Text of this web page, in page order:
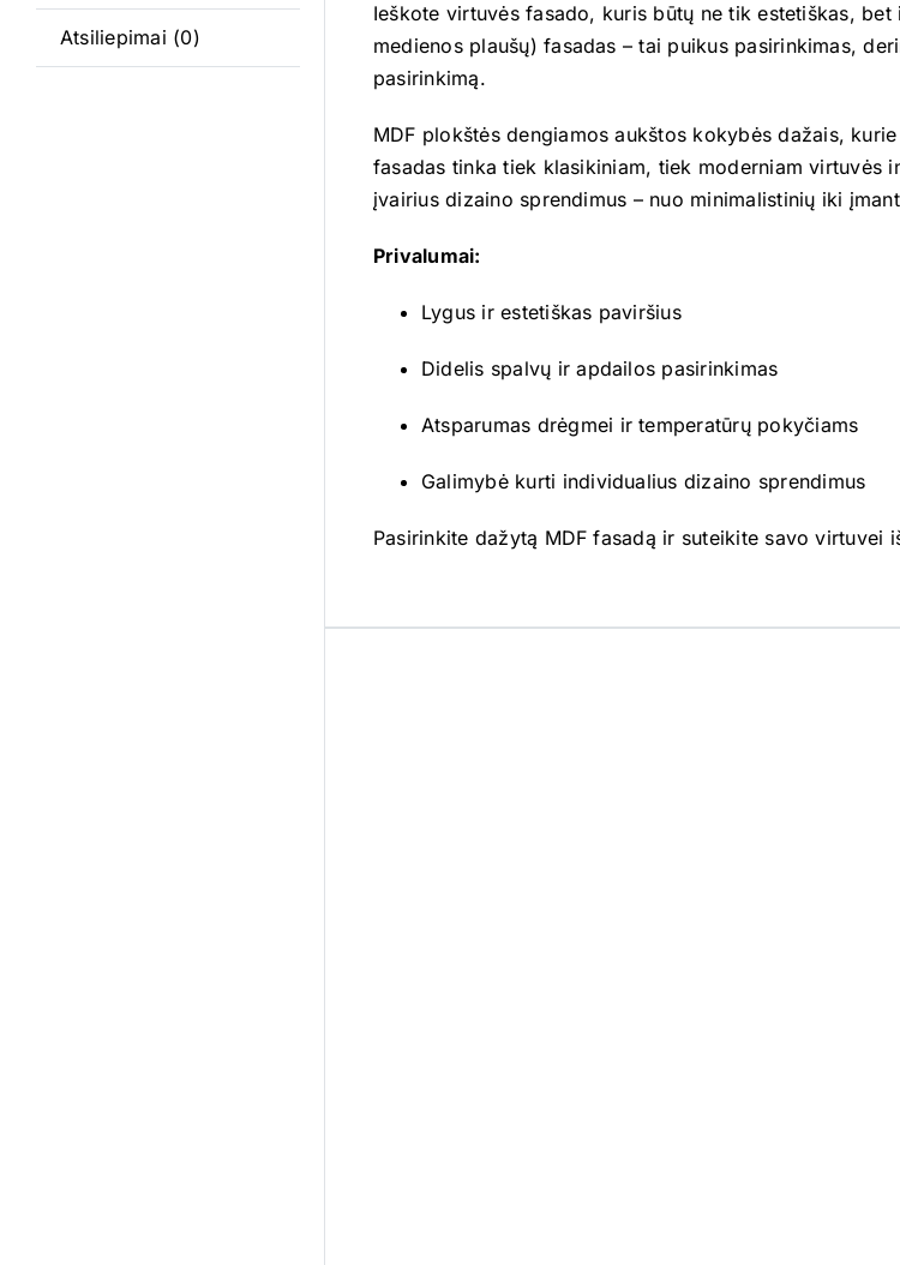
Atsiliepimai (0)
Ieškote virtuvės fasado, kuris būtų ne tik estetiškas,
medienos plaušų) fasadas – tai puikus pasirinkimas,
pasirinkimą.
MDF plokštės dengiamos aukštos kokybės dažais,
fasadas tinka tiek klasikiniam, tiek moderniam virtuvės
įvairius dizaino sprendimus – nuo minimalistinių iki
Privalumai:
Lygus ir estetiškas paviršius
Didelis spalvų ir apdailos pasirinkimas
Atsparumas drėgmei ir temperatūrų pokyčiams
Galimybė kurti individualius dizaino sprendimus
Pasirinkite dažytą MDF fasadą ir suteikite savo virtuvei